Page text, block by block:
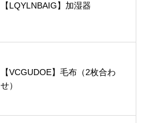
【LQYLNBAIG】加湿器
【VCGUDOE】毛布（2枚合わ
せ）